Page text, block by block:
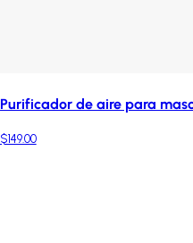
Purificador de aire para
$149.00